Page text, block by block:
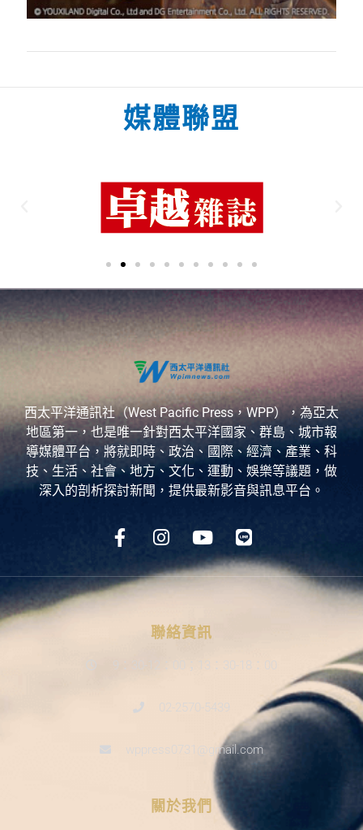
媒體聯盟
西太平洋通訊社（West Pacific Press，WPP），為亞太
地區第一，也是唯一針對西太平洋國家、群島、城市報
導媒體平台，將就即時、政治、國際、經濟、產業、科
技、生活、社會、地方、文化、運動、娛樂等議題，做
深入的剖析探討新聞，提供最新影音與訊息平台。
聯絡資訊
9：30-12：00；13：30-18：00
02-2570-5439
wppress0731@gmail.com
關於我們